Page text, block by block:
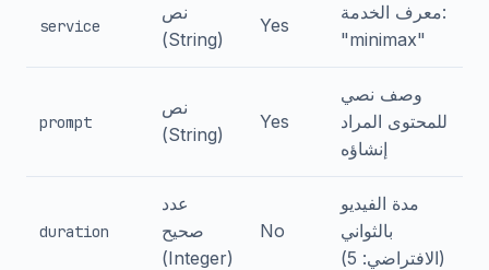
service
نص
(String)
Yes
معرف الخدمة:
"minimax"
prompt
نص
(String)
Yes
وصف نصي
للمحتوى المراد
إنشاؤه
duration
عدد
صحيح
(Integer)
No
مدة الفيديو
بالثواني
(الافتراضي: 5)